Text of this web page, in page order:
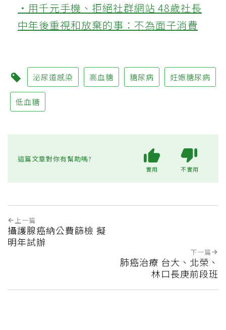
‧用千元手機、拒絕社群網站 48歲社長
中年後重視和放棄的事：不為面子消費
泌尿道感染 高血糖 糖尿病 妊娠糖尿病
低血糖
這篇文章對你有幫助嗎?
實用 不實用
上一篇
攝護腺癌納公費篩檢 擬
明年試辦
下一篇
肺癌治療 台大、北榮、
林口長庚前段班